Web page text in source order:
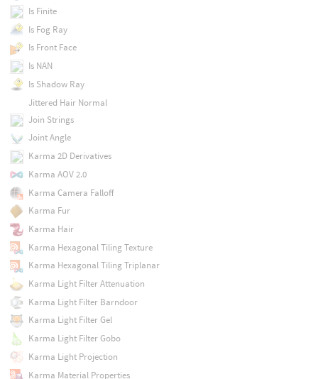
Is Finite
Is Fog Ray
Is Front Face
Is NAN
Is Shadow Ray
Jittered Hair Normal
Join Strings
Joint Angle
Karma 2D Derivatives
Karma AOV 2.0
Karma Camera Falloff
Karma Fur
Karma Hair
Karma Hexagonal Tiling Texture
Karma Hexagonal Tiling Triplanar
Karma Light Filter Attenuation
Karma Light Filter Barndoor
Karma Light Filter Gel
Karma Light Filter Gobo
Karma Light Projection
Karma Material Properties